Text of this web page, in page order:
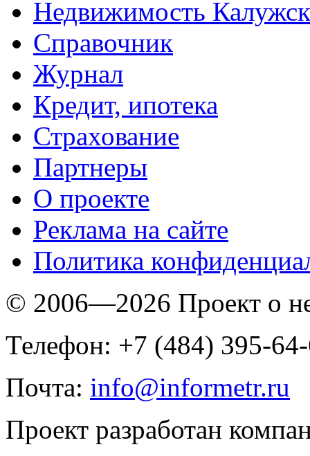
Недвижимость
Справочник
Журнал
Кредит, ипотека
Страхование
Партнеры
O проекте
Реклама на сайте
Политика
© 2006—2026 Проект о
Телефон: +7 (484) 395-
Почта: info@informetr.ru
Проект разработан